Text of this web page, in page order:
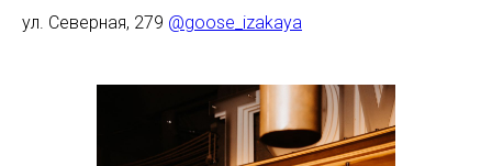
ул. Северная, 279 @goose_izakaya